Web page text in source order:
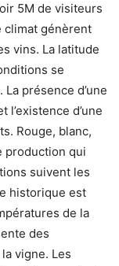
5M de visiteurs
climat génèrent
vins. La latitude
se
. La présence d’une
l’existence d’une
Rouge, blanc,
production qui
suivent les
historique est
de la
des
vigne. Les